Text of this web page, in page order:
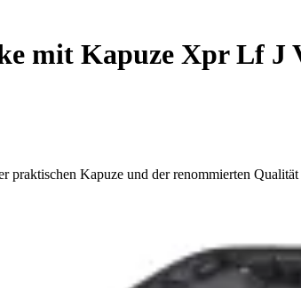
mit Kapuze Xpr Lf J
praktischen Kapuze und der renommierten